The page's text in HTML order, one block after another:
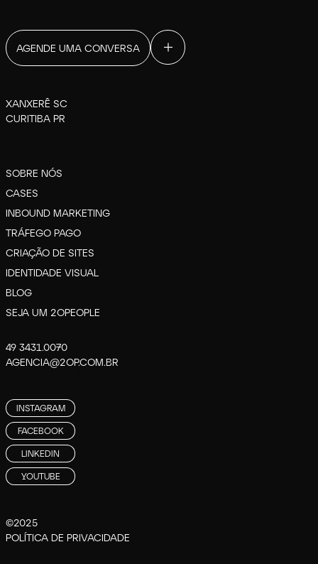
AGENDE UMA CONVERSA
XANXERÊ SC
CURITIBA PR
SOBRE NÓS
CASES
INBOUND MARKETING
TRÁFEGO PAGO
CRIAÇÃO DE SITES
IDENTIDADE VISUAL
BLOG
SEJA UM 2OPEOPLE
49 3431.0070
AGENCIA@2OP.COM.BR
INSTAGRAM
FACEBOOK
LINKEDIN
YOUTUBE
©2025
POLÍTICA DE PRIVACIDADE